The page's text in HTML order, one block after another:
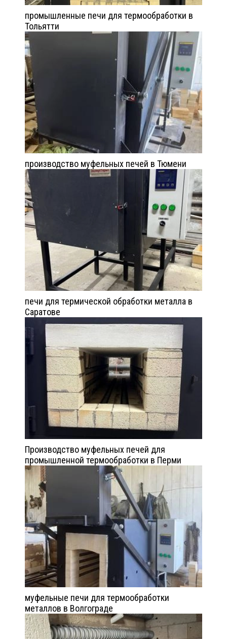
промышленные печи для термообработки в
Тольятти
производство муфельных печей в Тюмени
печи для термической обработки металла в
Саратове
Производство муфельных печей для
промышленной термообработки в Перми
муфельные печи для термообработки
металлов в Волгограде